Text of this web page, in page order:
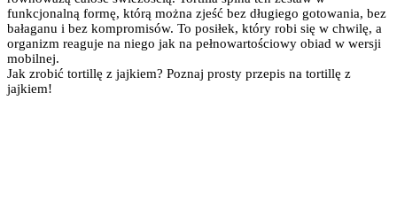
funkcjonalną formę, którą można zjeść bez długiego gotowania, bez
bałaganu i bez kompromisów. To posiłek, który robi się w chwilę, a
organizm reaguje na niego jak na pełnowartościowy obiad w wersji
mobilnej.
Jak zrobić tortillę z jajkiem? Poznaj prosty przepis na tortillę z
jajkiem!